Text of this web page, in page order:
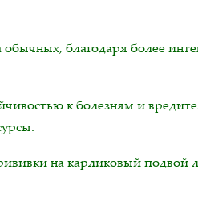
благодаря более
к болезням и
на карликовый подвой